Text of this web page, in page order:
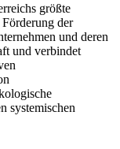
größte
der
und deren
und verbindet
systemischen